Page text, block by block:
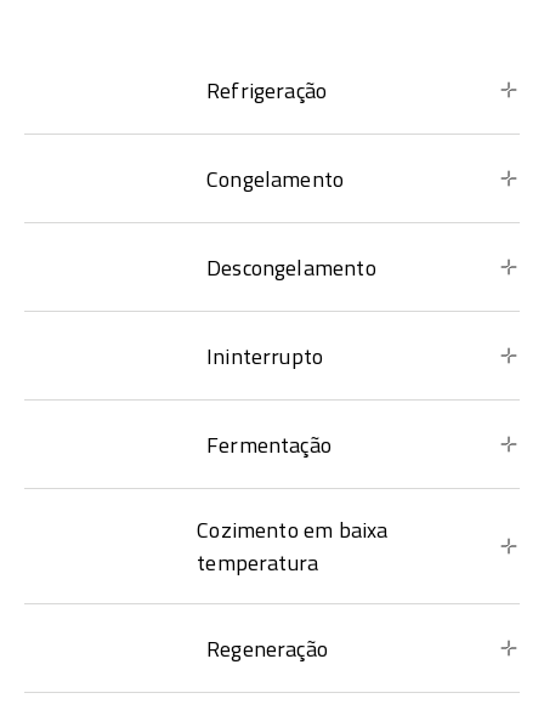
Refrigeração
Congelamento
Descongelamento
Ininterrupto
Fermentação
Cozimento em baixa
temperatura
Regeneração